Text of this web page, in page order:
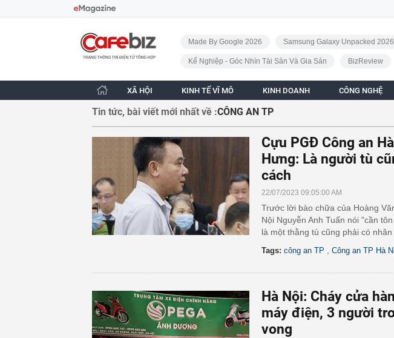
CafeBiz - Trang chủ
Made By Google 2026
Samsung Galaxy Unpacked 2026
Kế Nghiệp - Góc Nhìn Tài Sản Và Gia Sản BizReview
XÃ HỘI KINH TẾ VĨ MÔ KINH DOANH CÔNG NGHỆ
Tin tức, bài viết mới nhất về :CÔNG AN TP
Cựu PGĐ Công an
Hưng: Là người tù
cách
22/07/2023 09:05:00 AM
Trước lời bào chữa của Hoàng
Nội Nguyễn Anh Tuấn nói "cần
là một thằng tù cũng phải có nhân
Tags: công an TP Công an TP Hà
Hà Nội: Cháy cửa
máy điện, 3 người
vong